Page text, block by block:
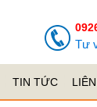
Tư
TIN TỨC